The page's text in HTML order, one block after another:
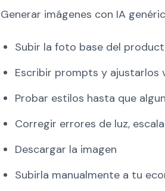
Generar imágenes con IA
Subir la foto base del
Escribir prompts y ajustarlos
Probar estilos hasta que
Corregir errores de luz,
Descargar la imagen
Subirla manualmente a tu